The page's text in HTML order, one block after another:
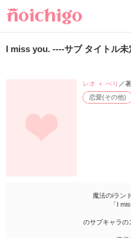
I miss you. ----サブ タイトル未
恋愛(その他)
レオ ＋ べり ／著
魔法のiラン
「I
著
のサブキャラの